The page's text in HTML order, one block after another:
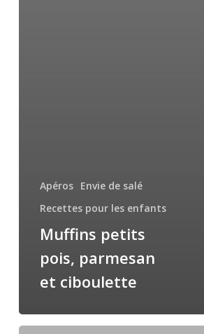
Apéros Envie de salé
Recettes pour les enfants
Muffins petits
pois, parmesan
et ciboulette